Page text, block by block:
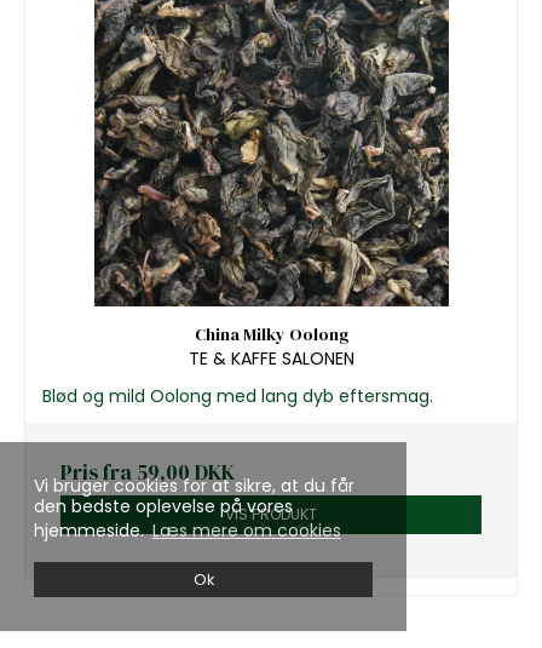
Vi bruger cookies for at sikre, at du får
den bedste oplevelse på vores
hjemmeside.Læs mere om cookies
Ok
China Milky Oolong
TE & KAFFE SALONEN
Blød og mild Oolong med lang dyb eftersmag.
Pris fra 59,00 DKK
VIS PRODUKT